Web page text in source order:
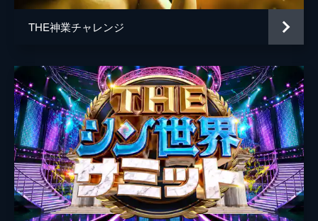
THE神業チャレンジ